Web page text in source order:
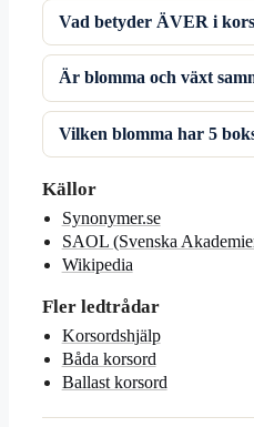
Vad betyder ÄVER i
Är blomma och växt
Vilken blomma har 5
Källor
Synonymer.se
SAOL (Svenska
Wikipedia
Fler ledtrådar
Korsordshjälp
Båda korsord
Ballast korsord